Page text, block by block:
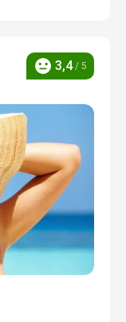
5,0 / 5
5,0/ 5
Ocena
3,4/ 5